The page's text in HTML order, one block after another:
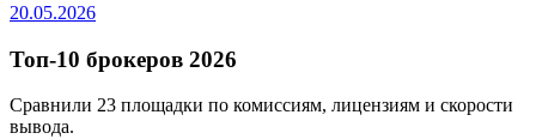
20.05.2026
Топ-10 брокеров 2026
Сравнили 23 площадки по комиссиям, лицензиям и скорости
вывода.